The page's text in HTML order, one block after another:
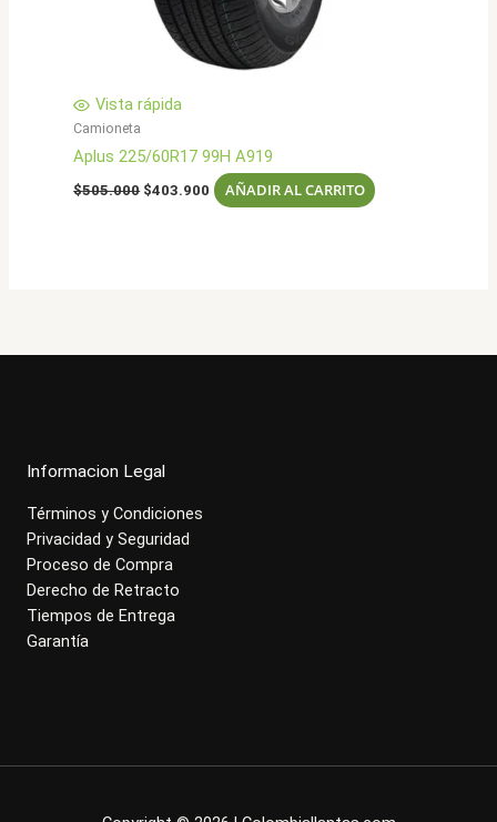
Vista rápida
Camioneta
Aplus 225/60R17 99H A919
$505.000 El
$403.900 El
precio
AÑADIR AL CARRITO
Informacion Legal
Términos y Condiciones
Privacidad y Seguridad
Proceso de Compra
Derecho de Retracto
Tiempos de Entrega
Garantía